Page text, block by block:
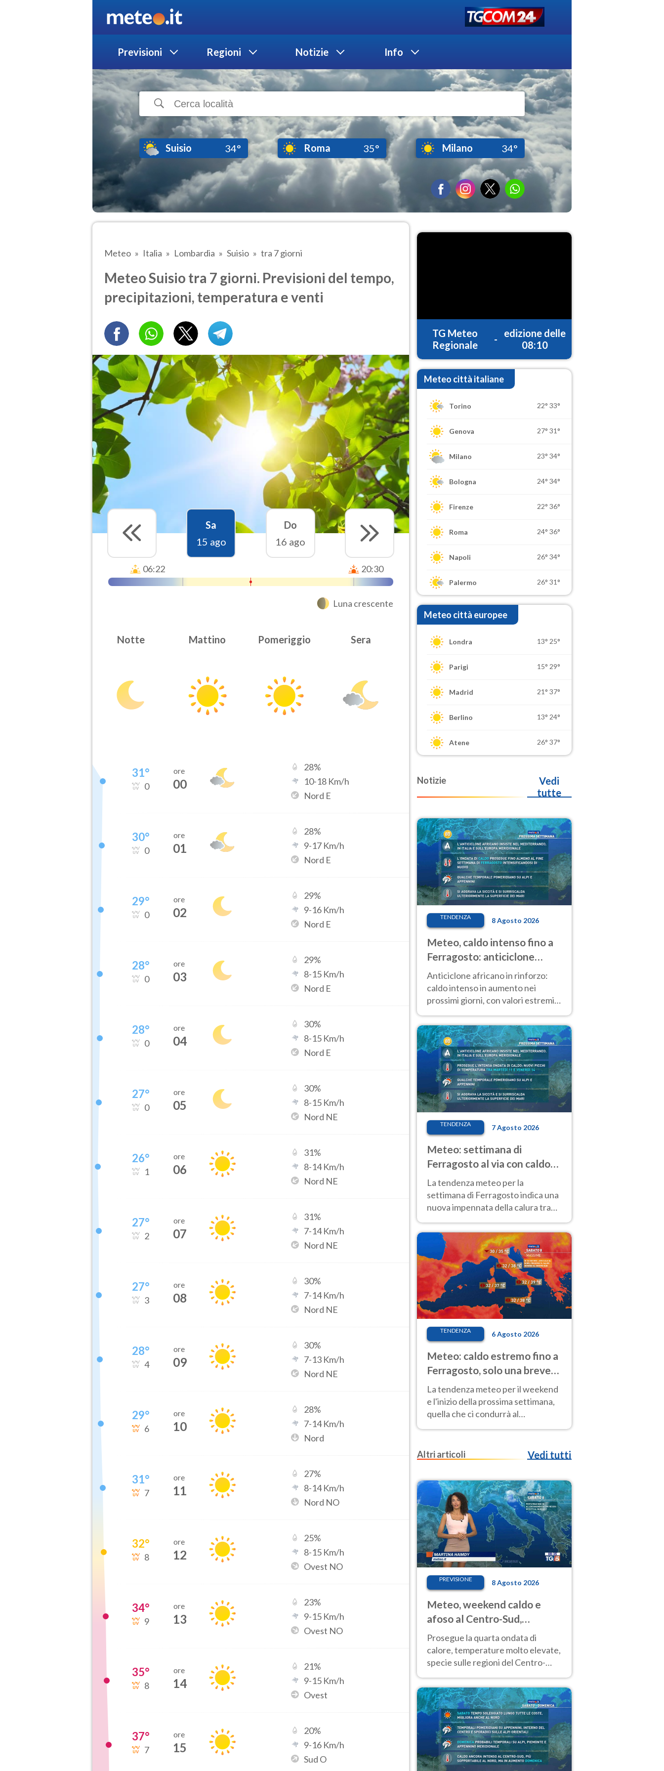
Previsioni Regioni Notizie Info
Suisio 34° Roma 35° Milano 34°
Meteo Italia Lombardia Suisio tra 7 giorni
Meteo Suisio tra 7 giorni. Previsioni del tempo,
precipitazioni, temperatura e venti
Sa
15 ago
Do
16 ago
06:22 20:30
Luna crescente
Notte Mattino Pomeriggio Sera
31°
0
ore
00
28%
10-18 Km/h
Nord E
30°
0
ore
01
28%
9-17 Km/h
Nord E
29°
0
ore
02
29%
9-16 Km/h
Nord E
28°
0
ore
03
29%
8-15 Km/h
Nord E
28°
0
ore
04
30%
8-15 Km/h
Nord E
27°
0
ore
05
30%
8-15 Km/h
Nord NE
26°
1
ore
06
31%
8-14Km/h
Nord NE
27°
2
ore
07
31%
7-14Km/h
Nord NE
27°
3
ore
08
30%
7-14Km/h
Nord NE
28°
4
ore
09
30%
7-13 Km/h
Nord NE
29°
6
ore
10
28%
7-14Km/h
Nord
31°
7
ore
11
27%
8-14Km/h
Nord NO
32°
8
ore
12
25%
8-15 Km/h
Ovest NO
34°
9
ore
13
23%
9-15 Km/h
Ovest NO
35°
8
ore
14
21%
9-15 Km/h
Ovest
37°
7
ore
15
20%
9-16 Km/h
Sud O
TG Meteo
Regionale
-
edizione delle
08:10
Meteo città italiane
Torino 22° 33°
Genova 27° 31°
Milano 23° 34°
Bologna 24° 34°
Firenze 22° 36°
Roma 24° 36°
Napoli 26° 34°
Palermo 26° 31°
Meteo città europee
Londra 13° 25°
Parigi 15° 29°
Madrid 21° 37°
Berlino 13° 24°
Atene 26° 37°
Notizie
Vedi
tutte
TENDENZA 8 Agosto 2026
Meteo, caldo intenso fino a
Ferragosto: anticiclone
africano ancora
protagonista
Anticiclone africano in rinforzo:
caldo intenso in aumento nei
prossimi giorni, con valori estremi
d’Italia.
TENDENZA 7 Agosto 2026
Meteo: settimana di
Ferragosto al via con caldo
intenso e qualche temporale
La tendenza meteo per la
settimana di Ferragosto indica una
nuova impennata della calura tra
anche al Nord.
TENDENZA 6 Agosto 2026
Meteo: caldo estremo fino a
Ferragosto, solo una breve
pausa. Ecco dove
La tendenza meteo per il weekend
e l'inizio della prossima settimana,
quella che ci condurrà al
Ferragosto, vede ancora
Altri articoli
Vedi tutti
PREVISIONE 8 Agosto 2026
Meteo, weekend caldo e
afoso al Centro-Sud,
temporali sui rilievi
Prosegue la quarta ondata di
calore, temperature molto elevate,
specie sulle regioni del Centro-
aree montuose